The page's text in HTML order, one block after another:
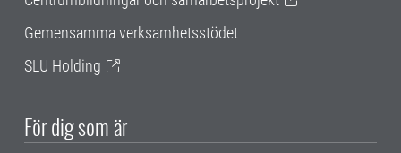
Gemensamma verksamhetsstödet
SLU Holding
För dig som är